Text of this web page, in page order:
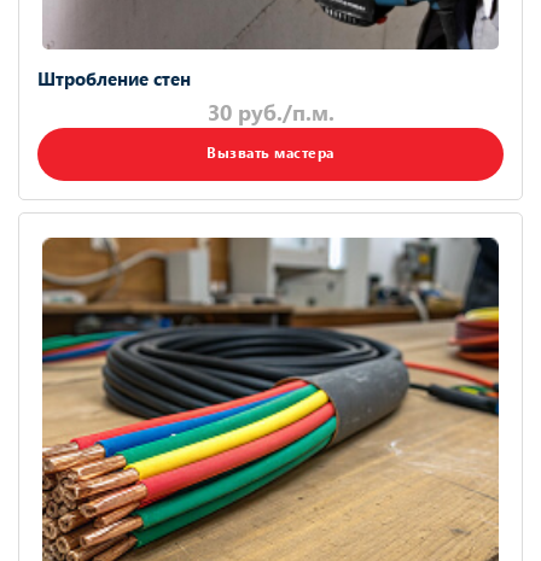
Штробление стен
30 руб./п.м.
Вызвать мастера